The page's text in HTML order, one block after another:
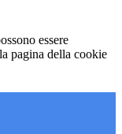
essere
pagina della cookie